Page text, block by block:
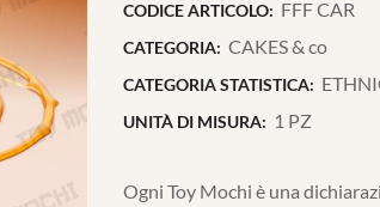
CODICE ARTICOLO: FFF CAR
CATEGORIA: CAKES & co
CATEGORIA STATISTICA:
UNITÀ DI MISURA: 1 PZ
Ogni Toy Mochi è una